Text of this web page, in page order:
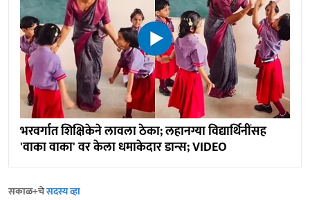
भरवर्गात शिक्षिकेने लावला ठेका; लहानग्या विद्यार्थिनींसह
'वाका वाका' वर केला धमाकेदार डान्स; VIDEO
सकाळ+चेसदस्य व्हा